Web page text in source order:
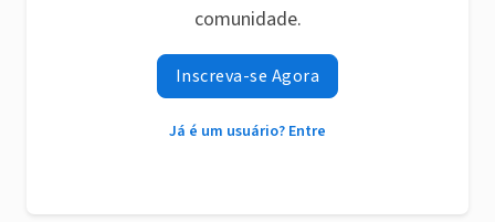
comunidade.
Inscreva-se Agora
Já é um usuário? Entre